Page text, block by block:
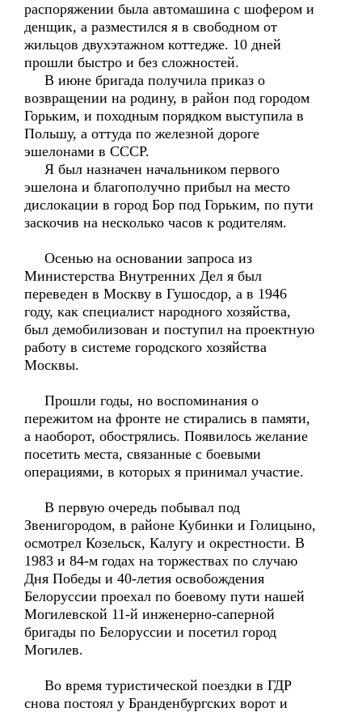
распоряжении была автомашина с шофером и
денщик, а разместился я в свободном от
жильцов двухэтажном коттедже. 10 дней
прошли быстро и без сложностей.
В июне бригада получила приказ о
возвращении на родину, в район под городом
Горьким, и походным порядком выступила в
Польшу, а оттуда по железной дороге
эшелонами в СССР.
Я был назначен начальником первого
эшелона и благополучно прибыл на место
дислокации в город Бор под Горьким, по пути
заскочив на несколько часов к родителям.
Осенью на основании запроса из
Министерства Внутренних Дел я был
переведен в Москву в Гушосдор, а в 1946
году, как специалист народного хозяйства,
был демобилизован и поступил на проектную
работу в системе городского хозяйства
Москвы.
Прошли годы, но воспоминания о
пережитом на фронте не стирались в памяти,
а наоборот, обострялись. Появилось желание
посетить места, связанные с боевыми
операциями, в которых я принимал участие.
В первую очередь побывал под
Звенигородом, в районе Кубинки и Голицыно,
осмотрел Козельск, Калугу и окрестности. В
1983 и 84-м годах на торжествах по случаю
Дня Победы и 40-летия освобождения
Белоруссии проехал по боевому пути нашей
Могилевской 11-й инженерно-саперной
бригады по Белоруссии и посетил город
Могилев.
Во время туристической поездки в ГДР
снова постоял у Бранденбургских ворот и